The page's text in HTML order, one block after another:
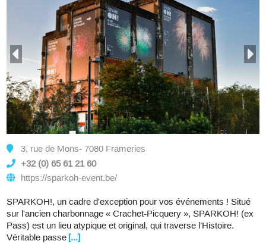
3, rue de Mons- 7080 Frameries
+32 (0) 65 61 21 60
https://sparkoh-event.be/
SPARKOH!, un cadre d'exception pour vos événements ! Situé
sur l'ancien charbonnage « Crachet-Picquery », SPARKOH! (ex
Pass) est un lieu atypique et original, qui traverse l’Histoire.
Véritable passe [...]